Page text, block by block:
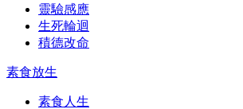
靈驗感應
生死輪迴
積德改命
素食放生
素食人生